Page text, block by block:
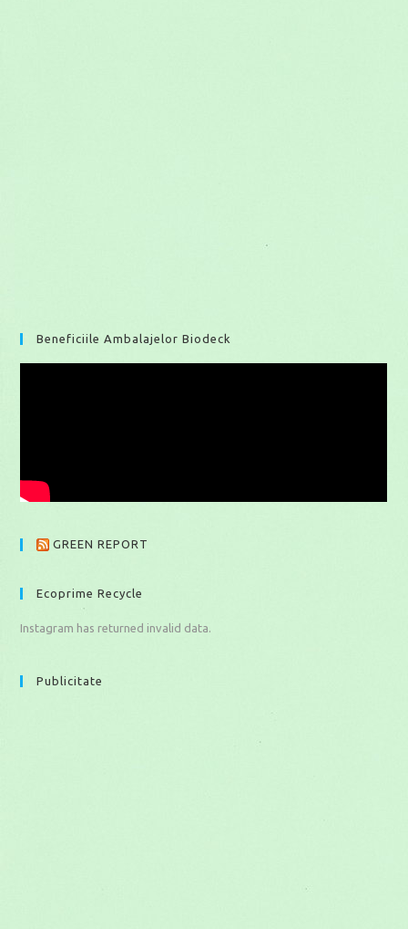
Beneficiile Ambalajelor Biodeck
GREEN REPORT
Ecoprime Recycle
Instagram has returned invalid data.
Publicitate